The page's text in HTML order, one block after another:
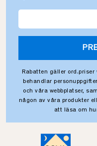
Rabatten gäller
behandlar
och våra webbplatser,
någon av våra produkter
att läsa om